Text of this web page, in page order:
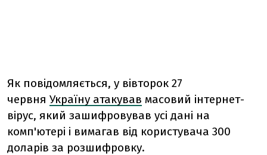
Як повідомляється, у вівторок 27
червня Україну атакував масовий інтернет-
вірус, який зашифровував усі дані на
комп'ютері і вимагав від користувача 300
доларів за розшифровку.